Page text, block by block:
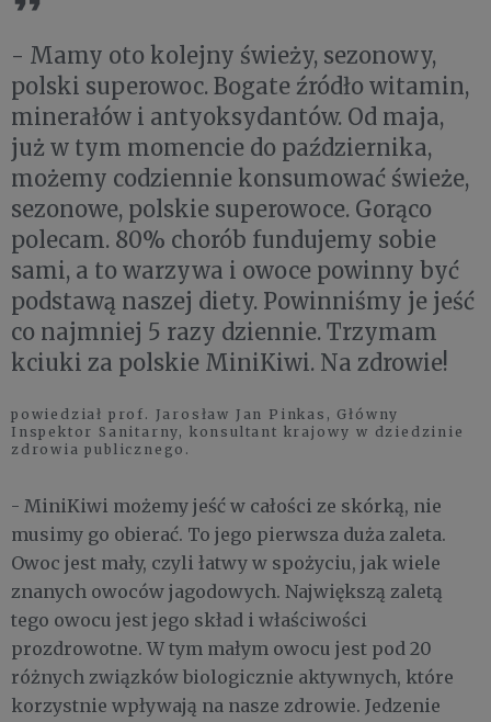
- Mamy oto kolejny świeży, sezonowy,
polski superowoc. Bogate źródło witamin,
minerałów i antyoksydantów. Od maja,
już w tym momencie do października,
możemy codziennie konsumować świeże,
sezonowe, polskie superowoce. Gorąco
polecam. 80% chorób fundujemy sobie
sami, a to warzywa i owoce powinny być
podstawą naszej diety. Powinniśmy je jeść
co najmniej 5 razy dziennie. Trzymam
kciuki za polskie MiniKiwi. Na zdrowie!
powiedział prof. Jarosław Jan Pinkas, Główny
Inspektor Sanitarny, konsultant krajowy w dziedzinie
zdrowia publicznego.
- MiniKiwi możemy jeść w całości ze skórką, nie
musimy go obierać. To jego pierwsza duża zaleta.
Owoc jest mały, czyli łatwy w spożyciu, jak wiele
znanych owoców jagodowych. Największą zaletą
tego owocu jest jego skład i właściwości
prozdrowotne. W tym małym owocu jest pod 20
różnych związków biologicznie aktywnych, które
korzystnie wpływają na nasze zdrowie. Jedzenie